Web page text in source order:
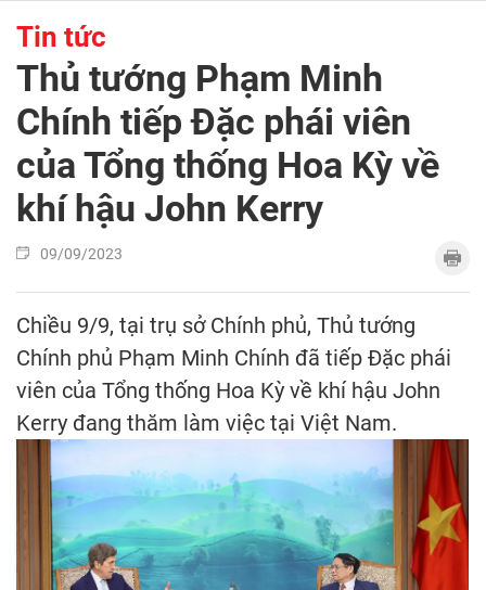
Tin tức
Thủ tướng Phạm Minh
Chính tiếp Đặc phái viên
của Tổng thống Hoa Kỳ về
khí hậu John Kerry
09/09/2023
Chiều 9/9, tại trụ sở Chính phủ, Thủ tướng
Chính phủ Phạm Minh Chính đã tiếp Đặc phái
viên của Tổng thống Hoa Kỳ về khí hậu John
Kerry đang thăm làm việc tại Việt Nam.